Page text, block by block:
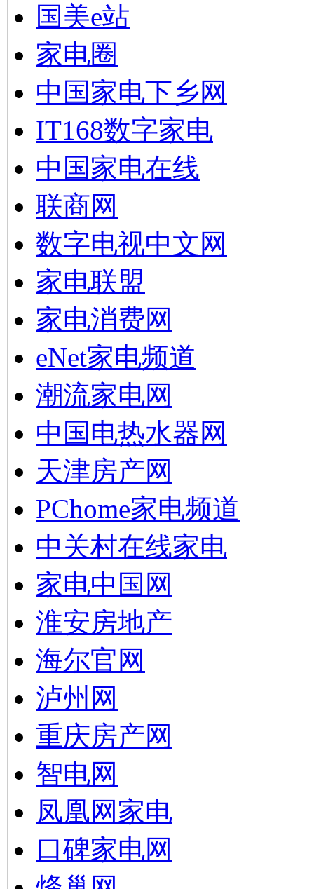
国美e站
家电圈
中国家电下乡网
IT168数字家电
中国家电在线
联商网
数字电视中文网
家电联盟
家电消费网
eNet家电频道
潮流家电网
中国电热水器网
天津房产网
PChome家电频道
中关村在线家电
家电中国网
淮安房地产
海尔官网
泸州网
重庆房产网
智电网
凤凰网家电
口碑家电网